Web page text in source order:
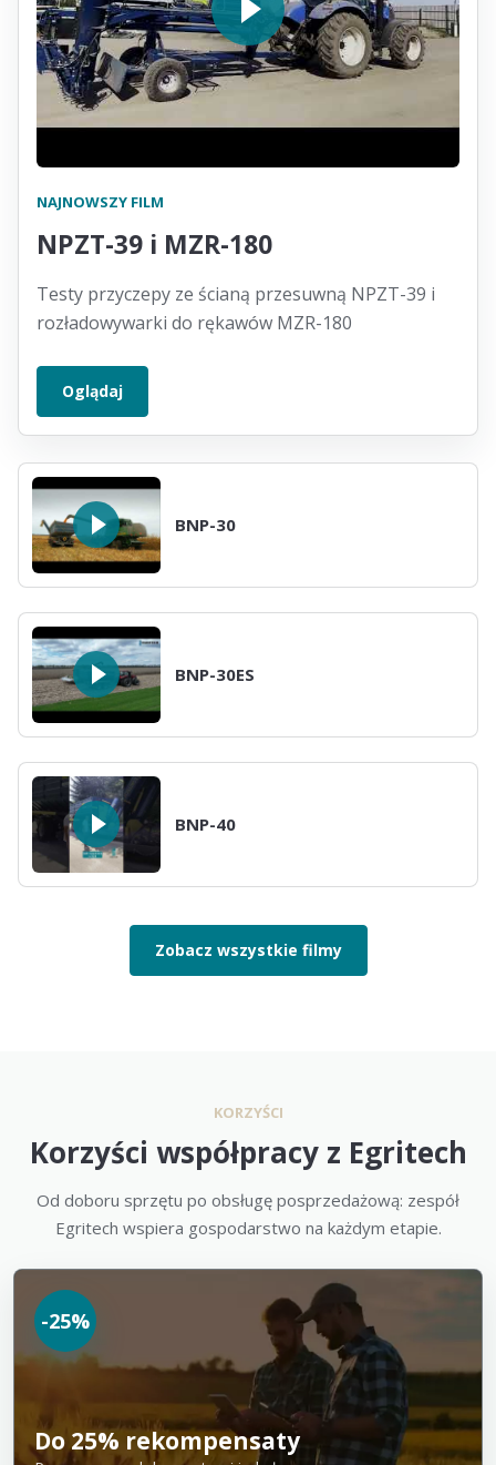
NAJNOWSZY FILM
NPZT-39 i MZR-180
Testy przyczepy ze ścianą przesuwną NPZT-39 i
rozładowywarki do rękawów MZR-180
Oglądaj
BNP-30
BNP-30ES
BNP-40
Zobacz wszystkie filmy
KORZYŚCI
Korzyści współpracy z Egritech
Od doboru sprzętu po obsługę posprzedażową: zespół
Egritech wspiera gospodarstwo na każdym etapie.
-25%
Do 25% rekompensaty